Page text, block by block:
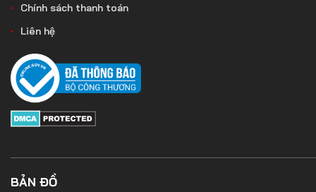
Chính sách thanh toán
Liên hệ
BẢN ĐỒ